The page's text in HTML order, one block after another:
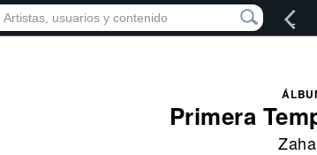
INICIO ARTISTAS RED SOCIAL
Primera